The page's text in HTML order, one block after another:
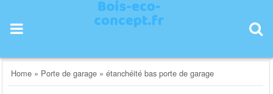
content
Home » Porte de garage »étanchéité bas porte de garage